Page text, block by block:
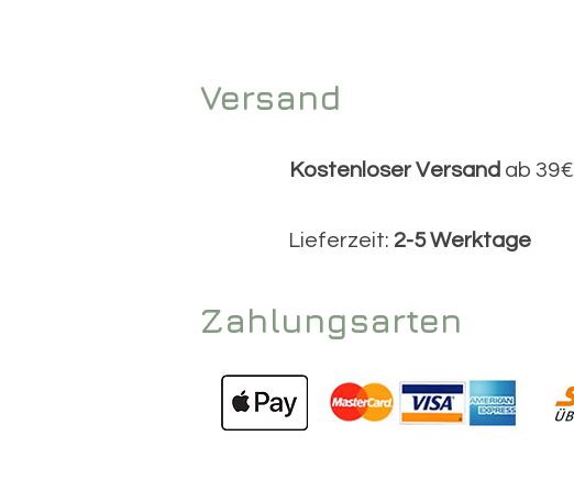
Versand
Kostenloser Versand ab 39€
Lieferzeit: 2-5 Werktage
Zahlungsarten